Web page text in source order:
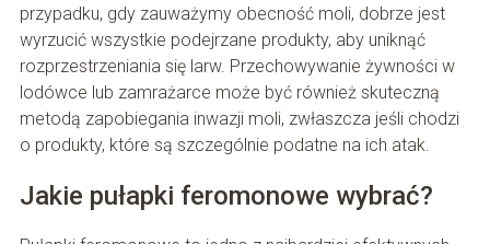
przypadku, gdy zauważymy obecność moli, dobrze jest
wyrzucić wszystkie podejrzane produkty, aby uniknąć
rozprzestrzeniania się larw. Przechowywanie żywności w
lodówce lub zamrażarce może być również skuteczną
metodą zapobiegania inwazji moli, zwłaszcza jeśli chodzi
o produkty, które są szczególnie podatne na ich atak.
Jakie pułapki feromonowe wybrać?